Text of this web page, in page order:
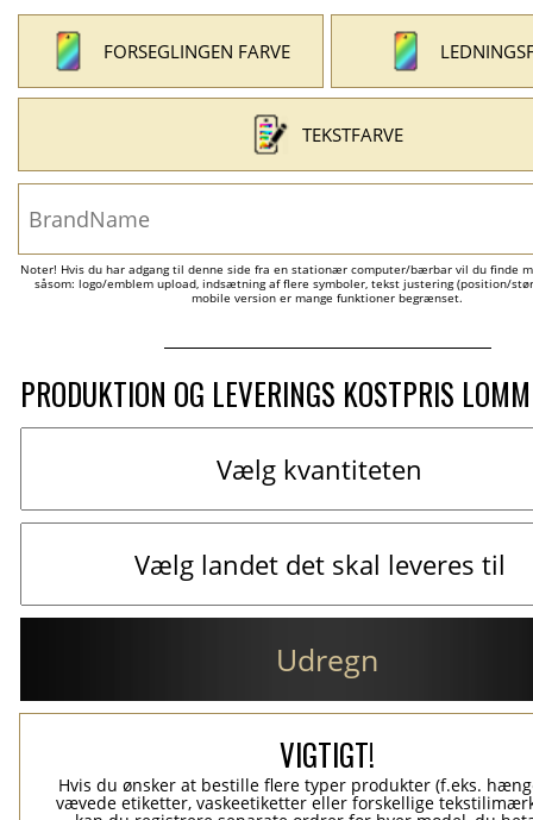
FORSEGLINGEN FARVE
TEKSTFARVE
Noter! Hvis du har adgang til denne side fra en stationær computer/bærbar vil du finde
såsom: logo/emblem upload, indsætning af flere symboler, tekst justering (position/
mobile version er mange funktioner begrænset.
PRODUKTION OG LEVERINGS KOSTPRIS
Udregn
VIGTIGT!
Hvis du ønsker at bestille flere typer produkter (f.eks.
vævede etiketter, vaskeetiketter eller forskellige